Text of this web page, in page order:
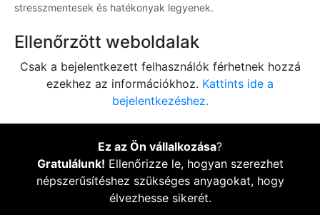
stresszmentesek és hatékonyak legyenek.
Ellenőrzött weboldalak
Csak a bejelentkezett felhasználók férhetnek hozzá
ezekhez az információkhoz. Kattints ide a
bejelentkezéshez.
Ez az Ön vállalkozása?
Gratulálunk! Ellenőrizze le, hogyan szerezhet
népszerűsítéshez szükséges anyagokat, hogy
élvezhesse sikerét.